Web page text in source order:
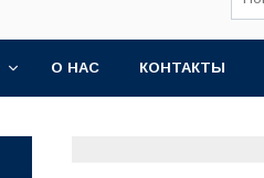
О НАС КОНТАКТЫ